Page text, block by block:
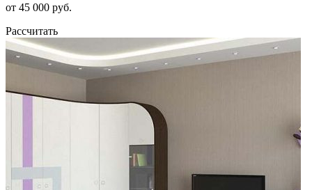
от 45 000 руб.
Рассчитать